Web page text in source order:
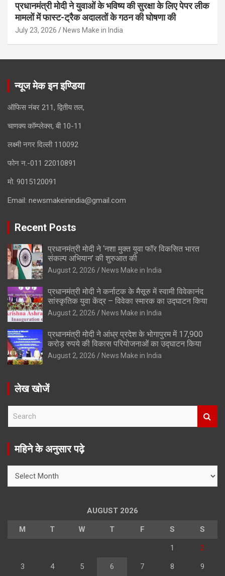
प्रधानमंत्री मोदी ने युवाओं के भविष्य की सुरक्षा के लिए पेपर लीक
मामलों में फास्ट-ट्रैक अदालतों के गठन की घोषणा की
July 23, 2026 News Make in India
न्यूज मेक इन इण्डिया
ऑफिस नंबर 211, द्वितीय तल,
चाणक्य कॉम्प्लेक्स, बी 10-11
लक्ष्मी नगर दिल्ली 110092
फोन न.-011 22010891
मो. 9015120091
Email: newsmakeinindia@gmail.com
Recent Posts
प्रधानमंत्री मोदी ने ‘नशा मुक्त युवा फॉर विकसित भारत
संकल्प अभियान’ की शुरुआत की
August 2, 2026 News Make in India
प्रधानमंत्री मोदी ने कर्नाटक के मैसूरु में स्वामी विवेकानंद
सांस्कृतिक युवा केंद्र – विवेका स्मारक का उद्घाटन किया
August 2, 2026 News Make in India
प्रधानमंत्री मोदी ने आंध्र प्रदेश के भोगापुरम में 17,900
करोड़ रुपये की विकास परियोजनाओं का उद्घाटन किया
August 2, 2026 News Make in India
लेख खोजें
r
महिने के अनुसार पढ़े
AUGUST 2026
M T W T F S S
1 2
3 4 5 6 7 8 9